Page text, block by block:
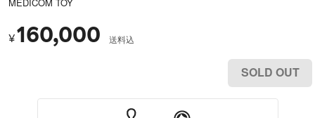
¥160,000 送料込
SOLD OUT